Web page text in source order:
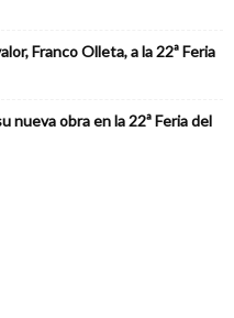
Franco Olleta, a la 22ª Feria
nueva obra en la 22ª Feria del